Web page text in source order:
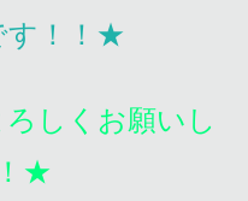
す！！★
しくお願いし
★